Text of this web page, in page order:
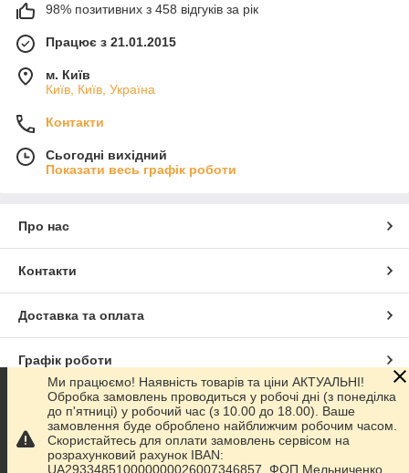
98% позитивних з 458 відгуків за рік
Працює з 21.01.2015
м. Київ
Київ, Київ, Україна
Контакти
Сьогодні вихідний
Показати весь графік роботи
Про нас
Контакти
Доставка та оплата
Графік роботи
Повна версія сайту
Сайт створено на маркетплейсіProm.ua
Ми працюємо! Наявність товарів та ціни АКТУАЛЬНІ!
Обробка замовлень проводиться у робочі дні (з понеділка
до п'ятниці) у робочий час (з 10.00 до 18.00). Ваше
замовлення буде оброблено найближчим робочим часом.
Скористайтесь для оплати замовлень сервісом на
розрахунковий рахунок IBAN:
UA293348510000000026007346857, ФОП Мельниченко